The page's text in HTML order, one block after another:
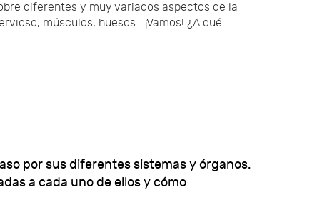
diferentes y muy variados aspectos de la
músculos, huesos… ¡Vamos! ¿A qué
por sus diferentes sistemas y órganos.
a cada uno de ellos y cómo